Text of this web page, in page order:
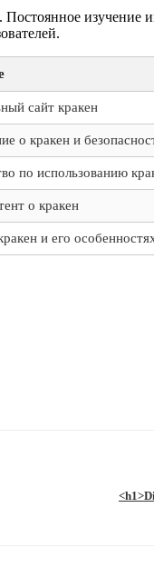
изучение
сайт кракен
о кракен и
по использованию
о кракен
и его